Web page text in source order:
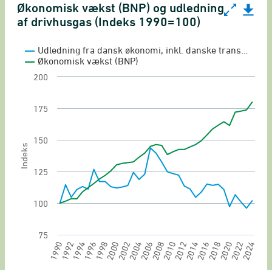
Økonomisk vækst (BNP) og udledning af drivhusgas
Line chart with 2 lines.
Økonomisk vækst og udledning af drivhusgas
View as data table, Økonomisk vækst (BNP)
The chart has 1 Y axis displaying Indeks.
Indeks
Økonomisk vækst (BNP) og udledning
af drivhusgas (Indeks 1990=100)
Udledning fra dansk økonomi, inkl. danske trans…
Økonomisk vækst (BNP)
199019921994199619982000200220042006200820102012201420162018202020222024
75
100
125
150
175
200